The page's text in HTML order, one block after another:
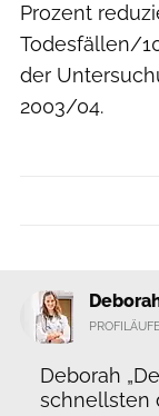
Prozent
Todesfällen/
der
2003/04.
Deborah
schnellsten